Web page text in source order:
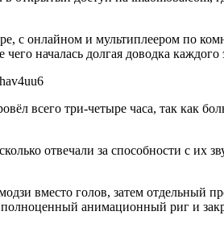
с онлайном и мультиплеером по
началась долгая доводка каждого
всего три-четыре часа, так как
отвечали за способности с их
вместо голов, затем отдельный
анимационный риг и